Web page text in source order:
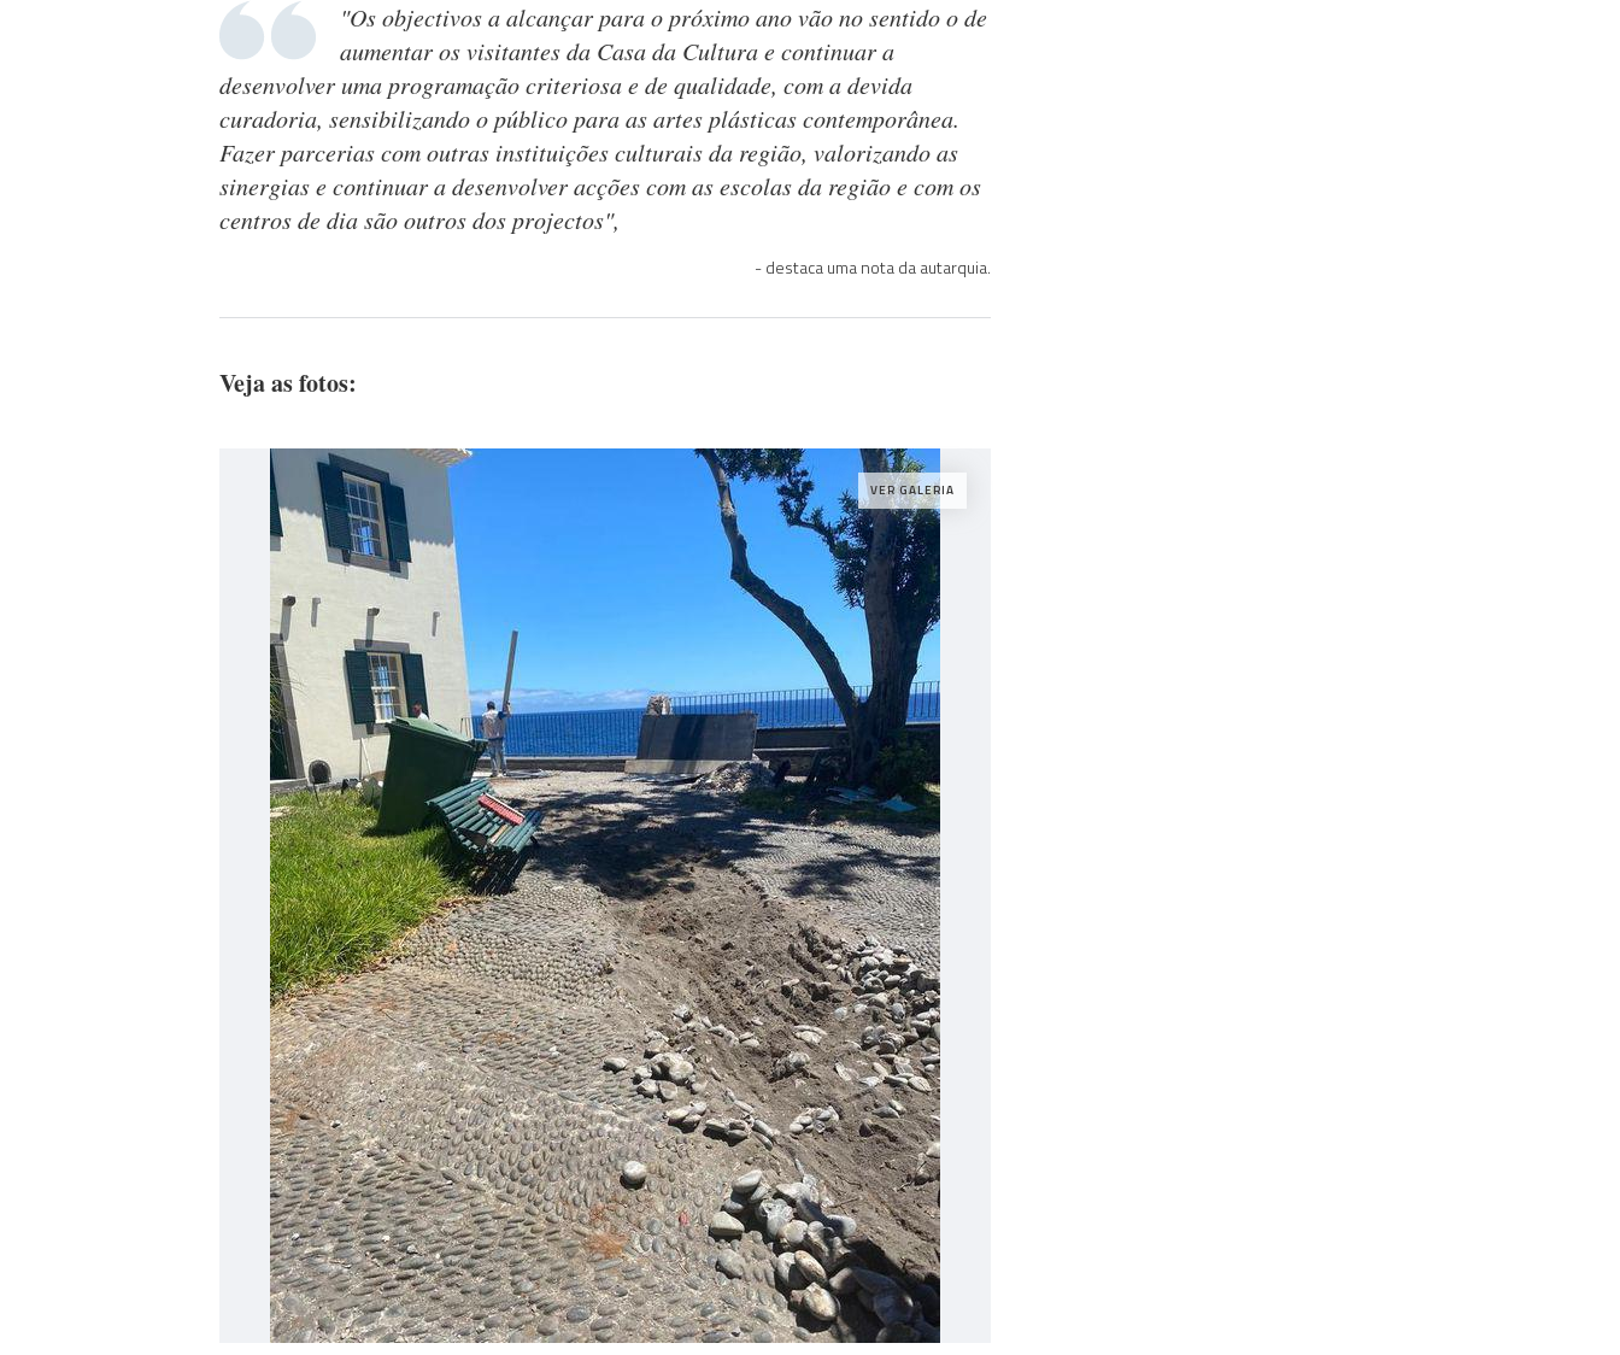
"Os objectivos a alcançar para o próximo ano vão no sentido o de
aumentar os visitantes da Casa da Cultura e continuar a
desenvolver uma programação criteriosa e de qualidade, com a devida
curadoria, sensibilizando o público para as artes plásticas contemporânea.
Fazer parcerias com outras instituições culturais da região, valorizando as
sinergias e continuar a desenvolver acções com as escolas da região e com os
centros de dia são outros dos projectos",
destaca uma nota da autarquia.
Veja as fotos:
VER GALERIA